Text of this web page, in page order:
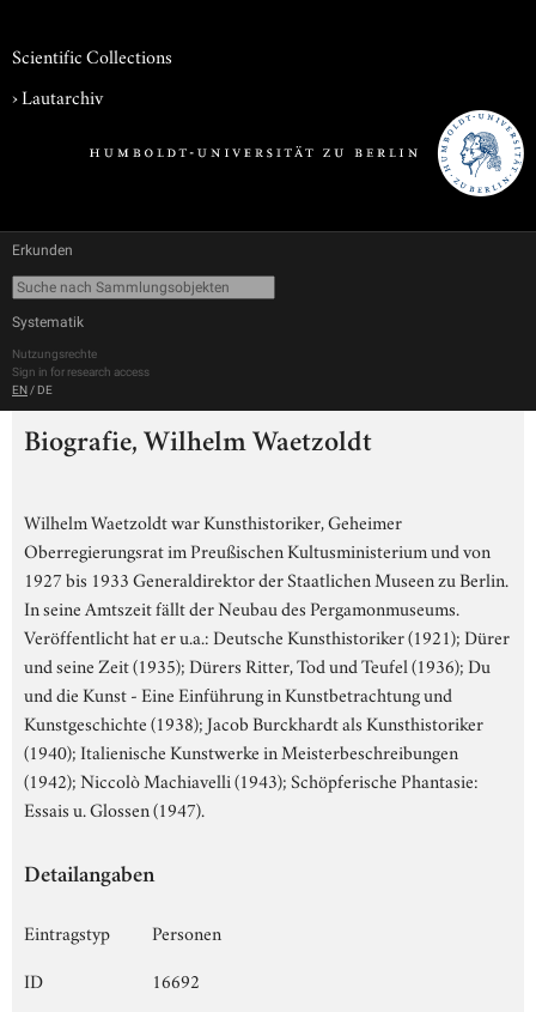
Scientific Collections
›Lautarchiv
Erkunden
Systematik
Nutzungsrechte
Sign in for research access
EN / DE
Biografie, Wilhelm Waetzoldt
Wilhelm Waetzoldt war Kunsthistoriker, Geheimer
Oberregierungsrat im Preußischen Kultusministerium und von
1927 bis 1933 Generaldirektor der Staatlichen Museen zu Berlin.
In seine Amtszeit fällt der Neubau des Pergamonmuseums.
Veröffentlicht hat er u.a.: Deutsche Kunsthistoriker (1921); Dürer
und seine Zeit (1935); Dürers Ritter, Tod und Teufel (1936); Du
und die Kunst - Eine Einführung in Kunstbetrachtung und
Kunstgeschichte (1938); Jacob Burckhardt als Kunsthistoriker
(1940); Italienische Kunstwerke in Meisterbeschreibungen
(1942); Niccolò Machiavelli (1943); Schöpferische Phantasie:
Essais u. Glossen (1947).
Detailangaben
Eintragstyp
Personen
ID
16692